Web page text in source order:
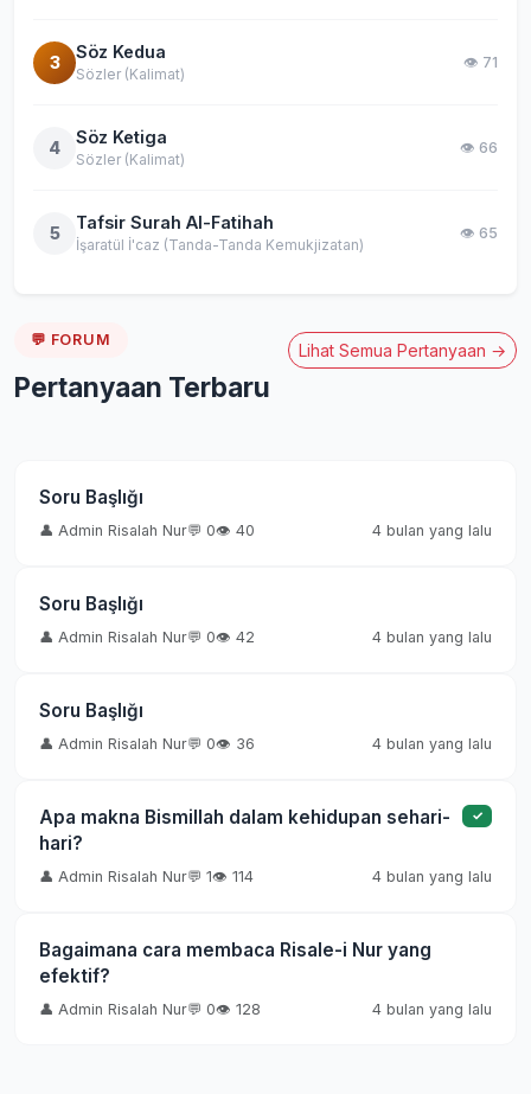
3
Söz Kedua
Sözler (Kalimat)
👁️ 71
4
Söz Ketiga
Sözler (Kalimat)
👁️ 66
5
Tafsir Surah Al-Fatihah
İşaratül İ'caz (Tanda-Tanda Kemukjizatan)
👁️ 65
💬 FORUM
Pertanyaan Terbaru
Lihat Semua Pertanyaan →
Soru Başlığı
👤 Admin Risalah Nur💬 0👁️ 40 4 bulan yang lalu
Soru Başlığı
👤 Admin Risalah Nur💬 0👁️ 42 4 bulan yang lalu
Soru Başlığı
👤 Admin Risalah Nur💬 0👁️ 36 4 bulan yang lalu
Apa makna Bismillah dalam kehidupan sehari-
hari?
✓
👤 Admin Risalah Nur💬 1👁️ 114 4 bulan yang lalu
Bagaimana cara membaca Risale-i Nur yang
efektif?
👤 Admin Risalah Nur💬 0👁️ 128 4 bulan yang lalu